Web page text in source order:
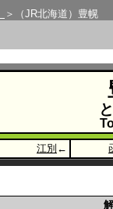
＞（JR北海道）豊幌
江別 ←